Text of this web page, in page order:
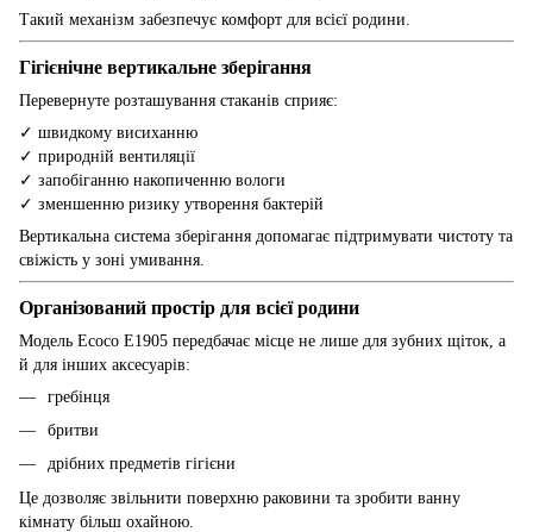
Такий механізм забезпечує комфорт для всієї родини.
Гігієнічне вертикальне зберігання
Перевернуте розташування стаканів сприяє:
✓ швидкому висиханню
✓ природній вентиляції
✓ запобіганню накопиченню вологи
✓ зменшенню ризику утворення бактерій
Вертикальна система зберігання допомагає підтримувати чистоту та
свіжість у зоні умивання.
Організований простір для всієї родини
Модель Ecoco E1905 передбачає місце не лише для зубних щіток, а
й для інших аксесуарів:
гребінця
бритви
дрібних предметів гігієни
Це дозволяє звільнити поверхню раковини та зробити ванну
кімнату більш охайною.